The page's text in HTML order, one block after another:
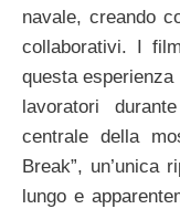
navale, creando
collaborativi. I
questa
lavoratori
centrale della
Break”, un’unica
lungo e